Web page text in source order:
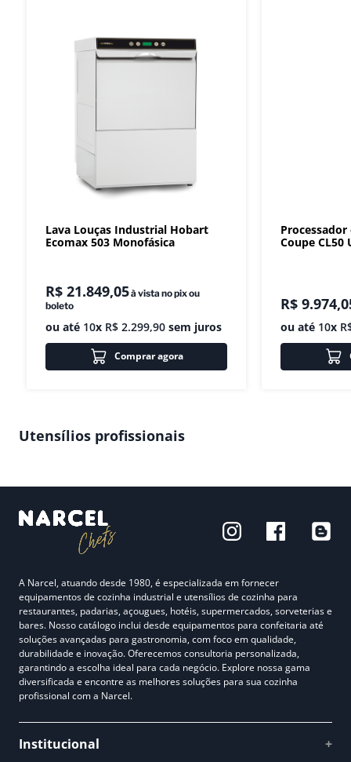
Lava Louças Industrial Hobart
Ecomax 503 Monofásica
R$ 21.849,05à vista no pix ou
boleto
ou até 10x R$ 2.299,90 sem juros
Comprar agora
Coupe CL50
R$ 9.974,
ou até 10x
Utensílios profissionais
A Narcel, atuando desde 1980, é especializada em fornecer
equipamentos de cozinha industrial e utensílios de cozinha para
restaurantes, padarias, açougues, hotéis, supermercados, sorveterias e
bares. Nosso catálogo inclui desde equipamentos para confeitaria até
soluções avançadas para gastronomia, com foco em qualidade,
durabilidade e inovação. Oferecemos consultoria personalizada,
garantindo a escolha ideal para cada negócio. Explore nossa gama
diversificada e encontre as melhores soluções para sua cozinha
profissional com a Narcel.
Institucional +